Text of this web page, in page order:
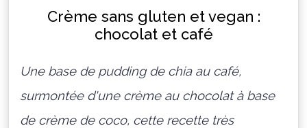
Crème sans gluten et vegan :
chocolat et café
Une base de pudding de chia au café,
surmontée d'une crème au chocolat à base
de crème de coco, cette recette très